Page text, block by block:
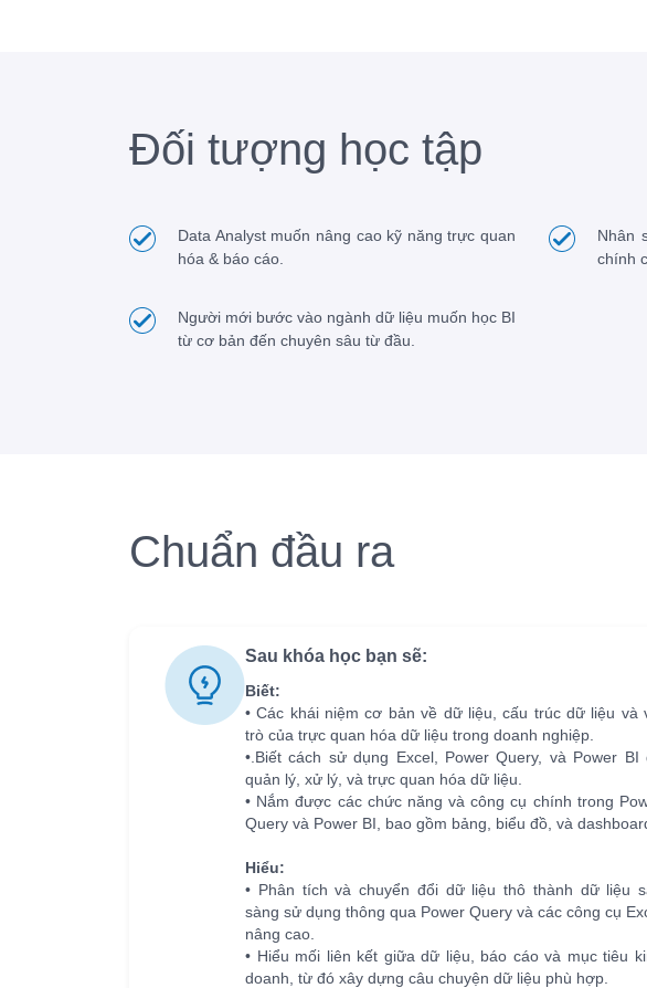
Đối tượng học tập
Data Analyst muốn nâng cao kỹ năng trực quan
hóa & báo cáo.
Nhân
chính
Người mới bước vào ngành dữ liệu muốn học BI
từ cơ bản đến chuyên sâu từ đầu.
Chuẩn đầu ra
Sau khóa học bạn sẽ:
Biết:
• Các khái niệm cơ bản về dữ liệu, cấu trúc dữ liệu và
trò của trực quan hóa dữ liệu trong doanh nghiệp.
•.Biết cách sử dụng Excel, Power Query, và Power BI
quản lý, xử lý, và trực quan hóa dữ liệu.
• Nắm được các chức năng và công cụ chính trong
Query và Power BI, bao gồm bảng, biểu đồ, và
Hiểu:
• Phân tích và chuyển đổi dữ liệu thô thành dữ liệu
sàng sử dụng thông qua Power Query và các công cụ
nâng cao.
• Hiểu mối liên kết giữa dữ liệu, báo cáo và mục tiêu
doanh, từ đó xây dựng câu chuyện dữ liệu phù hợp.